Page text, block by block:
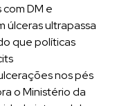
DM e
úlceras ultrapassa
que políticas
nos pés
o Ministério da